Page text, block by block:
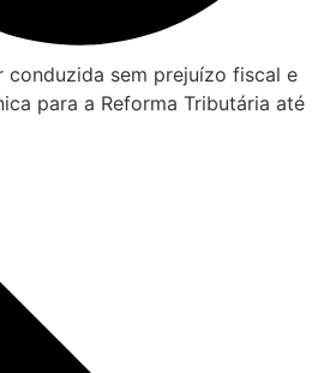
conduzida sem prejuízo fiscal e
para a Reforma Tributária até